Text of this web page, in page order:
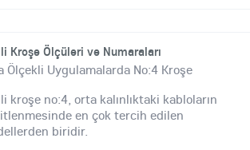
Kroşe Ölçüleri ve Numaraları
Ölçekli Uygulamalarda No:4 Kroşe
kroşe no:4, orta kalınlıktaki kabloların
en çok tercih edilen
biridir.